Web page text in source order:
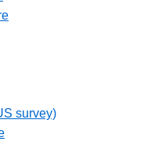
survey)